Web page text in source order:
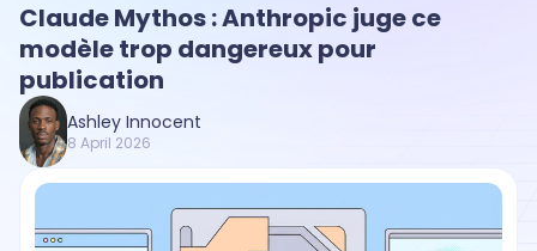
Claude Mythos : Anthropic juge ce
modèle trop dangereux pour
publication
Ashley Innocent
8 April 2026